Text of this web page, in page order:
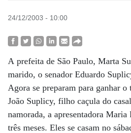
24/12/2003 - 10:00
A prefeita de São Paulo, Marta
marido, o senador Eduardo
Agora se preparam para ganhar
João Suplicy, filho caçula do
namorada, a apresentadora Maria
três meses. Eles se casam no